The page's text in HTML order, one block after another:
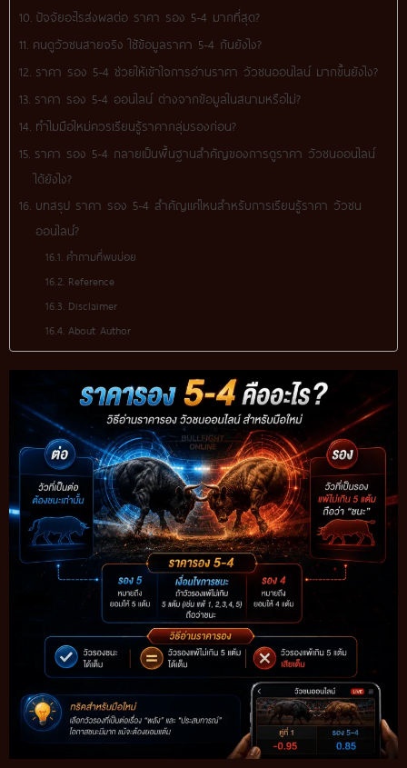
ปัจจัยอะไรส่งผลต่อ ราคา รอง 5-4 มากที่สุด?
คนดูวัวชนสายจริง ใช้ข้อมูลราคา 5-4 กันยังไง?
ราคา รอง 5-4 ช่วยให้เข้าใจการอ่านราคา วัวชนออนไลน์ มากขึ้นยังไง?
ราคา รอง 5-4 ออนไลน์ ต่างจากข้อมูลในสนามหรือไม่?
ทำไมมือใหม่ควรเรียนรู้ราคากลุ่มรองก่อน?
ราคา รอง 5-4 กลายเป็นพื้นฐานสำคัญของการดูราคา วัวชนออนไลน์
ได้ยังไง?
บทสรุป ราคา รอง 5-4 สำคัญแค่ไหนสำหรับการเรียนรู้ราคา วัวชน
ออนไลน์?
คำถามที่พบบ่อย
Reference
Disclaimer
About Author